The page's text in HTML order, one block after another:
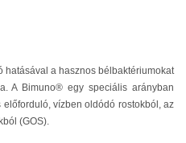
hatásával a hasznos bélbaktériumokat
A Bimuno® egy speciális arányban
vízben oldódó rostokból, az
(GOS).